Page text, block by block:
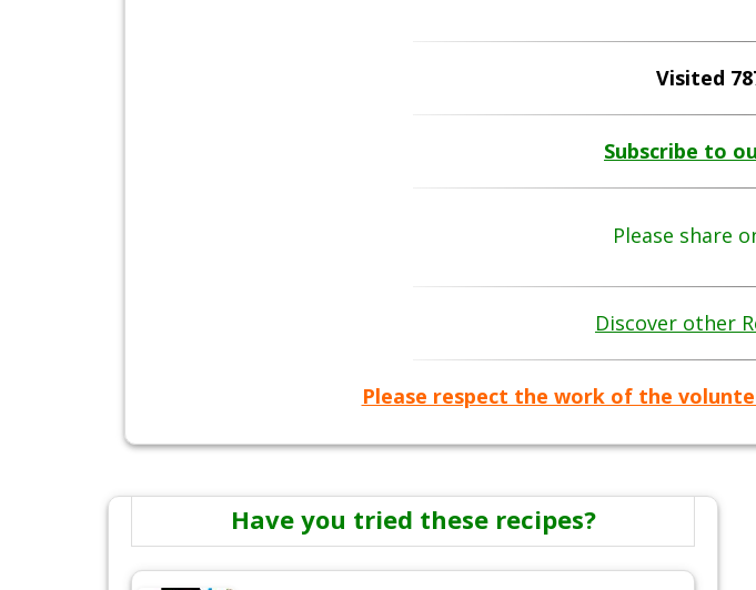
Visited
Subscribe to
Please share
Discover other
Please respect the work of the
Have you tried these recipes?